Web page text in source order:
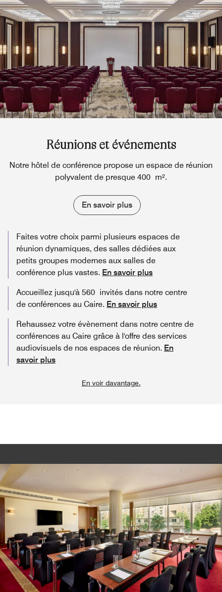
Réunions et événements
Notre hôtel de conférence propose un espace de réunion
polyvalent de presque 400 m².
En savoir plus
Faites votre choix parmi plusieurs espaces de
réunion dynamiques, des salles dédiées aux
petits groupes modernes aux salles de
conférence plus vastes. En savoir plus
Accueillez jusqu'à 560 invités dans notre centre
de conférences au Caire. En savoir plus
Rehaussez votre évènement dans notre centre de
conférences au Caire grâce à l'offre des services
audiovisuels de nos espaces de réunion. En
savoir plus
En voir davantage.